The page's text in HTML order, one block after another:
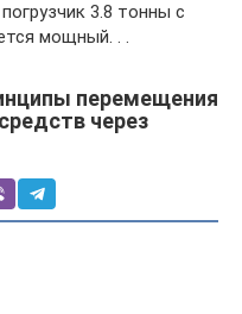
3.8 тонны с
мощный. . .
перемещения
через